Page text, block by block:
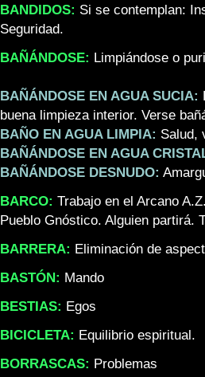
BANDIDOS: Si se contemplan:
Seguridad.
BAÑÁNDOSE: Limpiándose o
BAÑÁNDOSE EN AGUA SUCIA:
buena limpieza interior. Verse
BAÑO EN AGUA LIMPIA: Salud,
BAÑÁNDOSE EN AGUA
BAÑÁNDOSE DESNUDO:
BARCO: Trabajo en el Arcano
Pueblo Gnóstico. Alguien partirá.
BARRERA: Eliminación de
BASTÓN: Mando
BESTIAS: Egos
BICICLETA: Equilibrio espiritual.
BORRASCAS: Problemas